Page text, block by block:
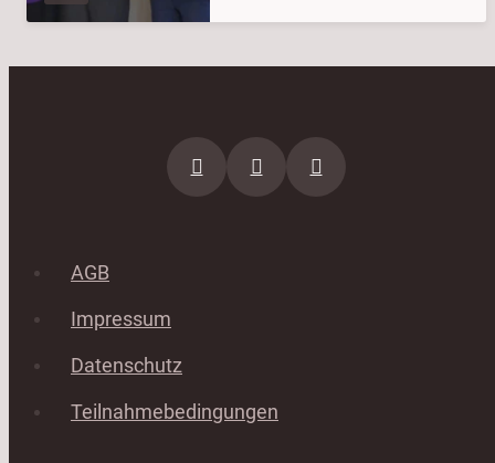
AGB
Impressum
Datenschutz
Teilnahmebedingungen